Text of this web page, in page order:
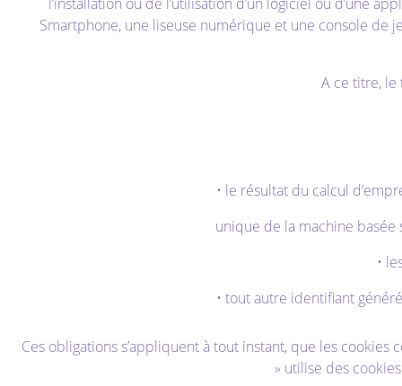
Smartphone, une liseuse numérique et une console de
A ce titre, le
• le résultat du calcul
unique de la machine basée
•
• tout autre identifiant
Ces obligations s’appliquent à tout instant, que les
» utilise des